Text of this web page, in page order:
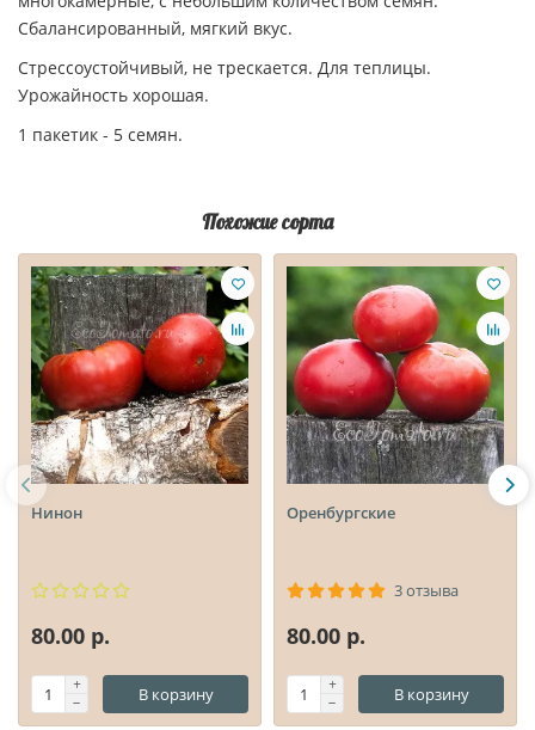
Сбалансированный, мягкий вкус.
Стрессоустойчивый, не трескается. Для теплицы.
Урожайность хорошая.
1 пакетик - 5 семян.
Похожие сорта
Нинон
80.00 р.
В корзину
Оренбургские
3 отзыва
80.00 р.
В корзину